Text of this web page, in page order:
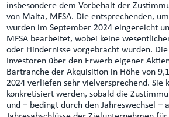
insbesondere dem Vorbehalt der
von Malta, MFSA. Die entsprechenden,
wurden im September 2024 eingereicht
MFSA bearbeitet, wobei keine
oder Hindernisse vorgebracht wurden.
Investoren über den Erwerb eigener
Bartranche der Akquisition in Höhe von
2024 verliefen sehr vielversprechend. Sie
konkretisiert werden, sobald die
und – bedingt durch den Jahreswechsel –